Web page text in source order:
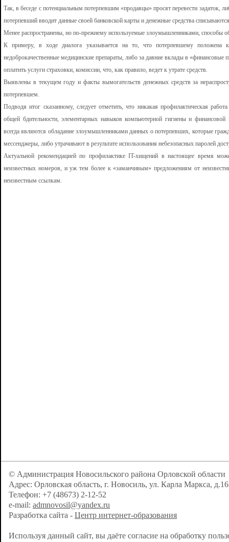
Так, в беседе с потенциальным потерпевшим «продавцы» просят перевести задаток,
потерпевший вводит данные своей банковской карты и денежные средства
Менее распространены, но по-прежнему используемые злоумышленниками, способы
К примеру, в ходе диалога указывается на то, что потерпевшему положена
недоброкачественные медицинские препараты, либо за давние вклады в
оплатить услуги страховки, комиссии, что, как правило, ведет к утрате средств.
Выявлены в текущем году и факты вымогательств денежных средств за
потерпевшем.
Подводя итог сказанному, следует отметить, что никакая профилактическая
общей бдительности, элементарных навыков компьютерной гигиены и
всегда являются обладание злоумышленниками данных о потерпевших, которые
мессенджеры, либо утрачивают в результате использования небезопасных паролей
Актуальной рекомендацией по профилактике IT-хищений в настоящее время
неизвестных номеров, и уж тем более к «заманчивым» предложениям от
неизвестным ссылкам.
© Администрация Новосильского района Орловской области
Адрес: Орловская область, г. Новосиль, ул. Карла Маркса, д.16
Телефон: +7 (48673) 2-12-52
e-mail: admnovosil@yandex.ru
Разработка сайта - Центр интернет-образования
Используя данный сайт, вы даёте согласие на обработку